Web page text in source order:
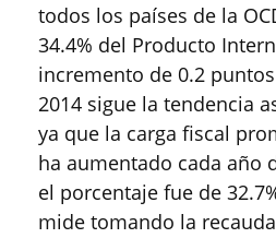
todos los países de la
34.4% del Producto
incremento de 0.2
2014 sigue la tendencia
ya que la carga fiscal
ha aumentado cada año
el porcentaje fue de
mide tomando la